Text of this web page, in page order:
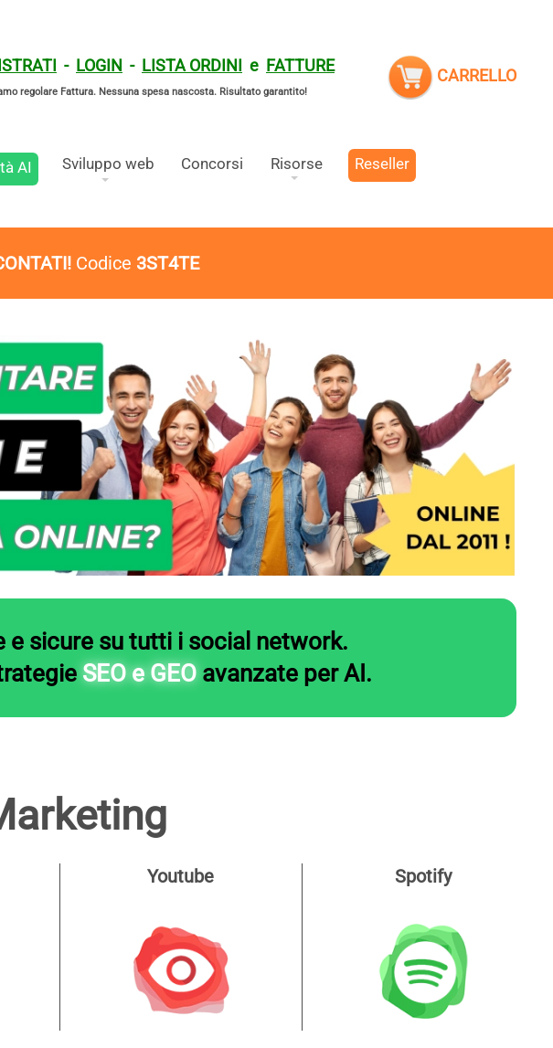
- LOGIN - LISTA ORDINI e FATTURE
regolare Fattura. Nessuna spesa nascosta. Risultato garantito!
CARRELLO
AI Sviluppo web Concorsi Risorse
Reseller
Codice 3ST4TE
e sicure su tutti i social network.
SEO e GEO avanzate per AI.
Youtube Spotify